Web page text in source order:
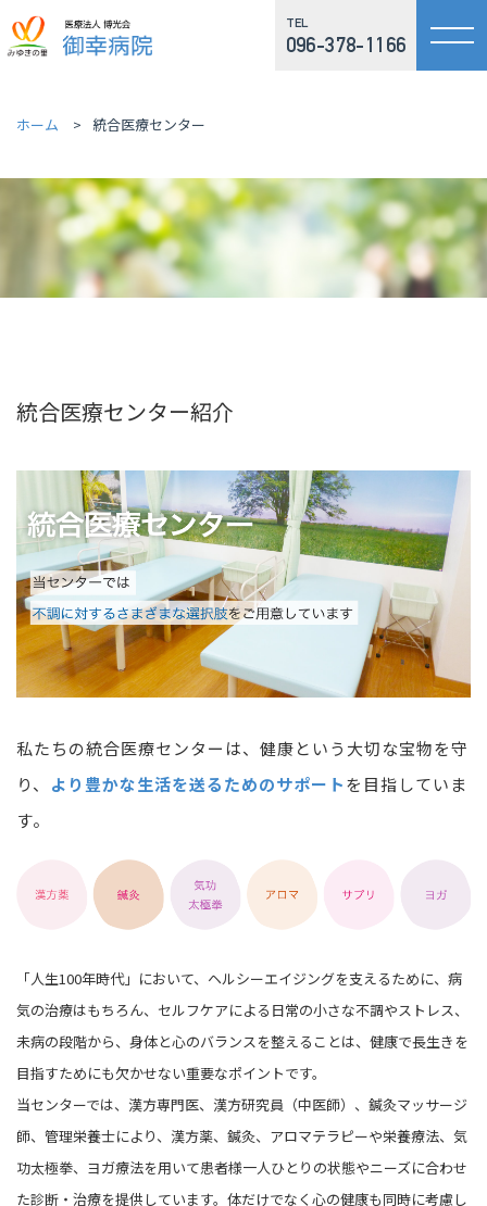
TEL
096-378-1166
ホーム 統合医療センター
統合医療センター紹介
私たちの統合医療センターは、健康という大切な宝物を守
り、 より豊かな生活を送るためのサポートを目指していま
す。
「人生100年時代」において、ヘルシーエイジングを支えるために、病
気の治療はもちろん、セルフケアによる日常の小さな不調やストレス、
未病の段階から、身体と心のバランスを整えることは、健康で長生きを
目指すためにも欠かせない重要なポイントです。
当センターでは、漢方専門医、漢方研究員（中医師）、鍼灸マッサージ
師、管理栄養士により、漢方薬、鍼灸、アロマテラピーや栄養療法、気
功太極拳、ヨガ療法を用いて患者様一人ひとりの状態やニーズに合わせ
た診断・治療を提供しています。体だけでなく心の健康も同時に考慮し